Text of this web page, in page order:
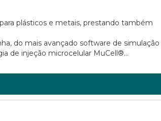
plásticos e metais, prestando também
do mais avançado software de simulação
de injeção microcelular MuCell®...